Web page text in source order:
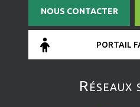
NOUS CONTACTER
PORTAIL
Réseaux